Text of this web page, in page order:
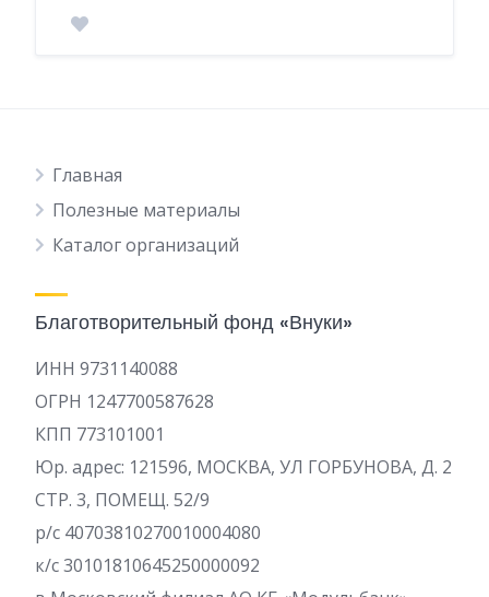
Главная
Полезные материалы
Каталог организаций
Благотворительный фонд «Внуки»
ИНН 9731140088
ОГРН 1247700587628
КПП 773101001
Юр. адрес: 121596, МОСКВА, УЛ ГОРБУНОВА, Д. 2
СТР. 3, ПОМЕЩ. 52/9
р/c 40703810270010004080
к/с 30101810645250000092